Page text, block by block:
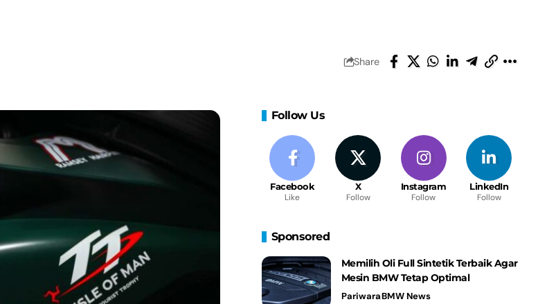
Share
Follow Us
Facebook
Like
X
Follow
Instagram
Follow
LinkedIn
Follow
Sponsored
Memilih Oli Full Sintetik Terbaik Agar
Mesin BMW Tetap Optimal
PariwaraBMW News